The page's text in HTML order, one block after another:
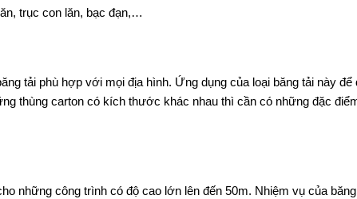
trục con lăn, bạc đạn,…
tải phù hợp với mọi địa hình. Ứng dụng của loại băng tải này để
thùng carton có kích thước khác nhau thì cần có những đặc
những công trình có độ cao lớn lên đến 50m. Nhiệm vụ của